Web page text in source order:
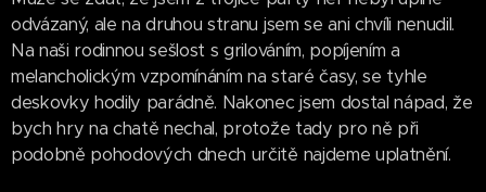
odvázaný, ale na druhou stranu jsem se ani chvíli nenudil.
Na naši rodinnou sešlost s grilováním, popíjením a
melancholickým vzpomínáním na staré časy, se tyhle
deskovky hodily parádně. Nakonec jsem dostal nápad, že
bych hry na chatě nechal, protože tady pro ně při
podobně pohodových dnech určitě najdeme uplatnění.